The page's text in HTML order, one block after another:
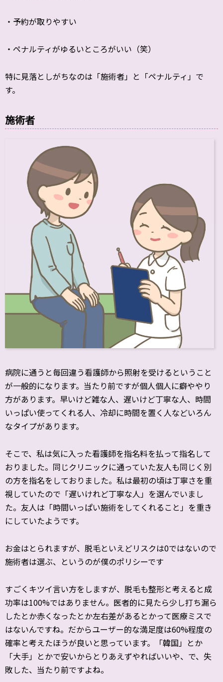
・予約が取りやすい
・ペナルティがゆるいところがいい（笑）
特に見落としがちなのは「施術者」と「ペナルティ」で
す。
施術者
病院に通うと毎回違う看護師から照射を受けるということ
が一般的になります。当たり前ですが個人個人に癖ややり
方があります。早いけど雑な人、遅いけど丁寧な人、時間
いっぱい使ってくれる人、冷却に時間を置く人などいろん
なタイプがあります。
そこで、私は気に入った看護師を指名料を払って指名して
おりました。同じクリニックに通っていた友人も同じく別
の方を指名をしておりました。私は最初の頃は丁寧さを重
視していたので「遅いけれど丁寧な人」を選んでいまし
た。友人は「時間いっぱい施術をしてくれること」を重き
にしていたようです。
お金はとられますが、脱毛といえどリスクは0ではないので
施術者は選ぶ、というのが僕のポリシーです
すごくキツイ言い方をしますが、脱毛も整形と考えると成
功率は100%ではありません。医者的に見たら少し打ち漏ら
したとか赤くなったとか左右差があるとかって医療ミスで
はないんですね。だからユーザー的な満足度は60%程度の
確率と考えたほうが良いと思っています。「韓国」とか
「大手」とかで安いからとりあえずやればいいや、で、失
敗した、当たり前ですよね。